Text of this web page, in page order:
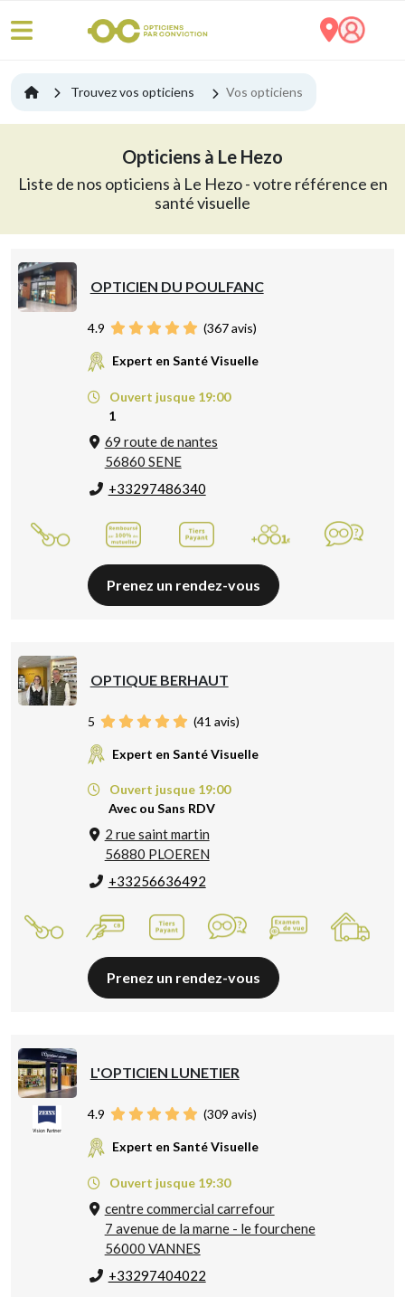
Trouvez vos opticiens Vos opticiens
Opticiens à Le Hezo
Liste de nos opticiens à Le Hezo - votre référence en
santé visuelle
OPTICIEN DU POULFANC
4.9 (367avis)
Expert en Santé Visuelle
Ouvert jusque 19:00
1
69 route de nantes
56860 SENE
+33297486340
Prenez un rendez-vous
OPTIQUE BERHAUT
5 (41 avis)
Expert en Santé Visuelle
Ouvert jusque 19:00
Avec ou Sans RDV
2 rue saint martin
56880 PLOEREN
+33256636492
Prenez un rendez-vous
L'OPTICIEN LUNETIER
4.9 (309 avis)
Expert en Santé Visuelle
Ouvert jusque 19:30
centre commercial carrefour
7 avenue de la marne - le fourchene
56000 VANNES
+33297404022